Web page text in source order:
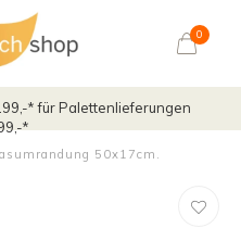
0
* für Palettenlieferungen
*
50x17cm.